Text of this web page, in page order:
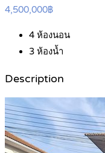
4,500,000฿
4 ห้องนอน
3 ห้องน้ำ
Description